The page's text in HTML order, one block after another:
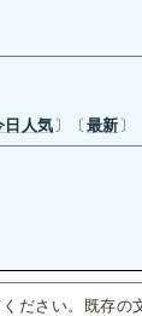
日人気 〕〔 最新 〕
ださい。既存の